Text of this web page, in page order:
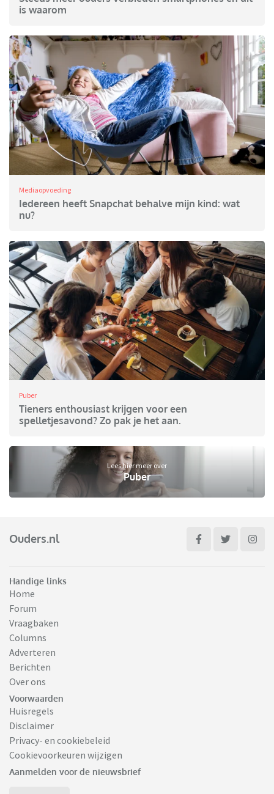
is waarom
Mediaopvoeding
Iedereen heeft Snapchat behalve mijn kind: wat
nu?
Puber
Tieners enthousiast krijgen voor een
spelletjesavond? Zo pak je het aan.
Lees hier meer over
Puber
Ouders.nl
Handige links
Home
Forum
Vraagbaken
Columns
Adverteren
Berichten
Over ons
Voorwaarden
Huisregels
Disclaimer
Privacy- en cookiebeleid
Cookievoorkeuren wijzigen
Aanmelden voor de nieuwsbrief